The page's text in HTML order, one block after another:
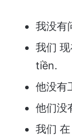
我没有
我们
tiền.
他没有
他们没
我们